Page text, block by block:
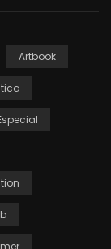
Artbook